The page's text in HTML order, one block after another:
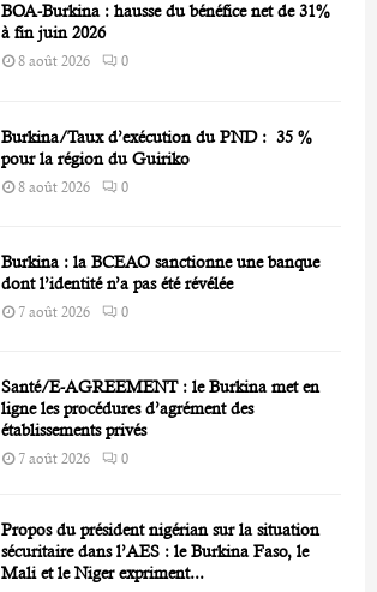
BOA-Burkina : hausse du bénéfice net de 31%
à fin juin 2026
8 août 2026 0
Burkina/Taux d’exécution du PND : 35 %
pour la région du Guiriko
8 août 2026 0
Burkina : la BCEAO sanctionne une banque
dont l’identité n’a pas été révélée
7 août 2026 0
Santé/E-AGREEMENT : le Burkina met en
ligne les procédures d’agrément des
établissements privés
7 août 2026 0
Propos du président nigérian sur la situation
sécuritaire dans l’AES : le Burkina Faso, le
Mali et le Niger expriment...